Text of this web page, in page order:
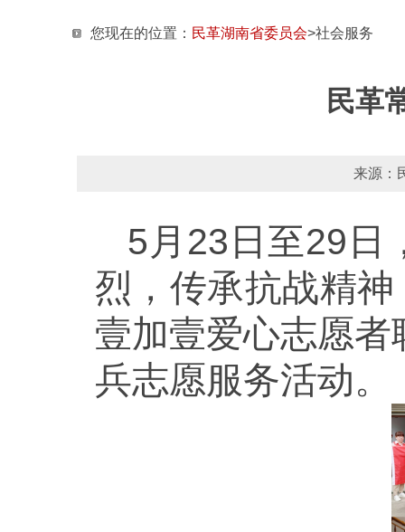
您现在的位置： 民革湖南省委员会>社会服务
民革
来源
5月23日至29日
烈，传承抗战精
壹加壹爱心志愿者
兵志愿服务活动。